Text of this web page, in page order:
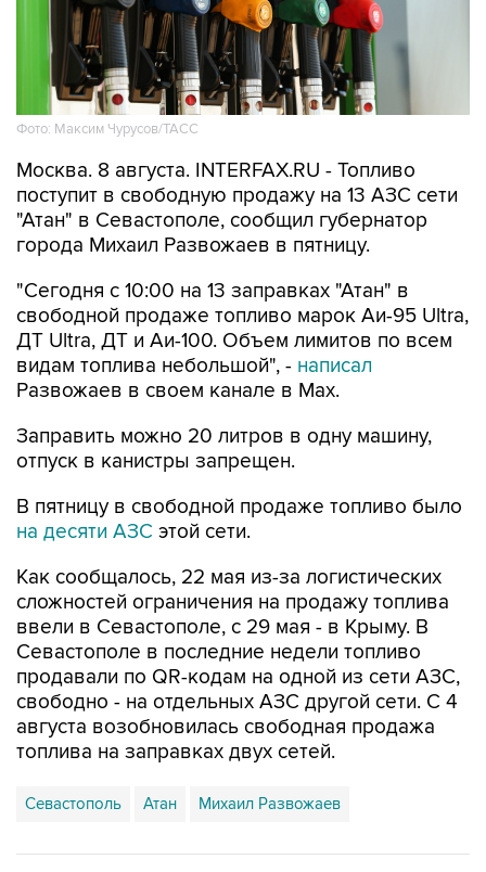
Фото: Максим Чурусов/ТАСС
Москва. 8 августа. INTERFAX.RU - Топливо
поступит в свободную продажу на 13 АЗС сети
"Атан" в Севастополе, сообщил губернатор
города Михаил Развожаев в пятницу.
"Сегодня с 10:00 на 13 заправках "Атан" в
свободной продаже топливо марок Аи-95 Ultra,
ДТ Ultra, ДТ и Аи-100. Объем лимитов по всем
видам топлива небольшой", - написал
Развожаев в своем канале в Max.
Заправить можно 20 литров в одну машину,
отпуск в канистры запрещен.
В пятницу в свободной продаже топливо было
на десяти АЗС этой сети.
Как сообщалось, 22 мая из-за логистических
сложностей ограничения на продажу топлива
ввели в Севастополе, с 29 мая - в Крыму. В
Севастополе в последние недели топливо
продавали по QR-кодам на одной из сети АЗС,
свободно - на отдельных АЗС другой сети. С 4
августа возобновилась свободная продажа
топлива на заправках двух сетей.
Севастополь Атан Михаил Развожаев